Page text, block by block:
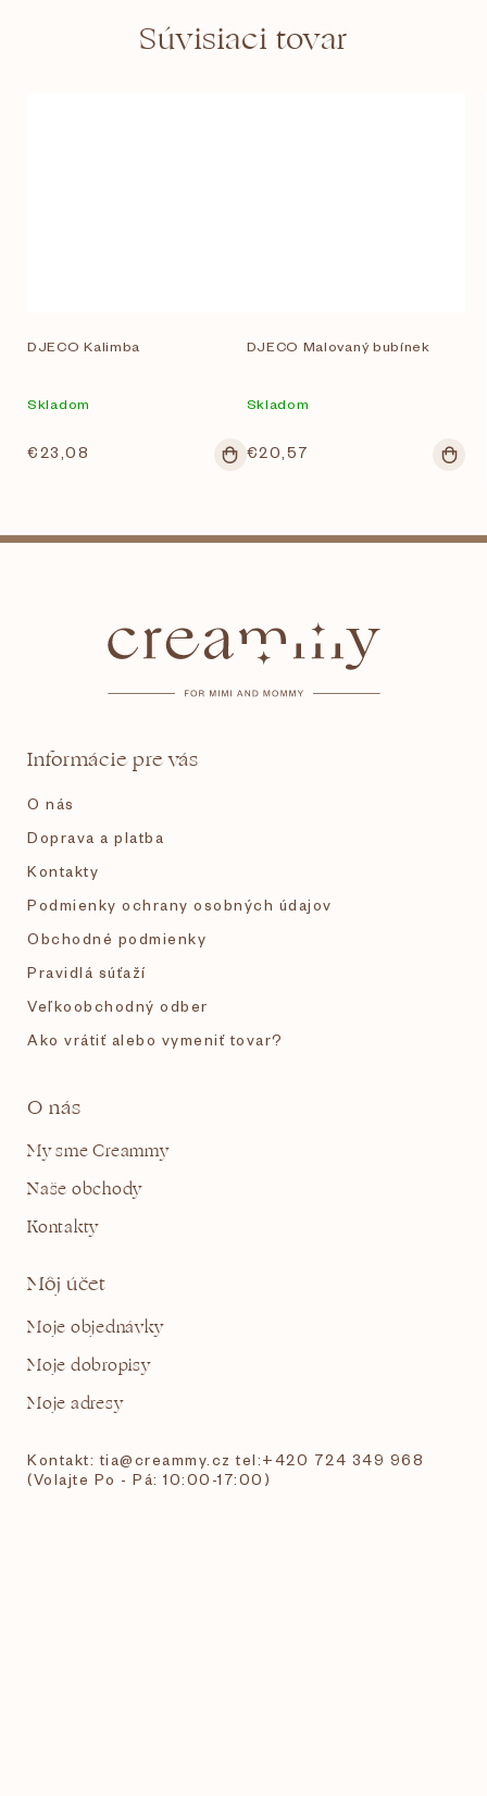
Súvisiaci tovar
DJECO Kalimba
Skladom
€23,08
DJECO Malovaný bubínek
Skladom
€20,57
Informácie pre vás
O nás
Doprava a platba
Kontakty
Podmienky ochrany osobných údajov
Obchodné podmienky
Pravidlá súťaží
Veľkoobchodný odber
Ako vrátiť alebo vymeniť tovar?
O nás
My sme Creammy
Naše obchody
Kontakty
Môj účet
Moje objednávky
Moje dobropisy
Moje adresy
Kontakt: tia@creammy.cz tel:+420 724 349 968
(Volajte Po - Pá: 10:00-17:00)